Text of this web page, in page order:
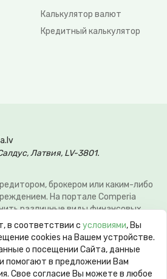
Калькулятор валют
Кредитный калькулятор
Латвия, LV-3801.
брокером или каким-либо
На портале Comperia
различные виды финансовых
мог сэкономить свое время и
. Пример расчёта: при
60 месяцев, ежемесячный платеж
6415.59 €, годовая процентная
годовая процентная
в соответствии с условиями, Вы
cookies на Вашем устройстве.
о посещении Сайта, данные
помогают в предложении Вам
Свое согласие Вы можете в любое